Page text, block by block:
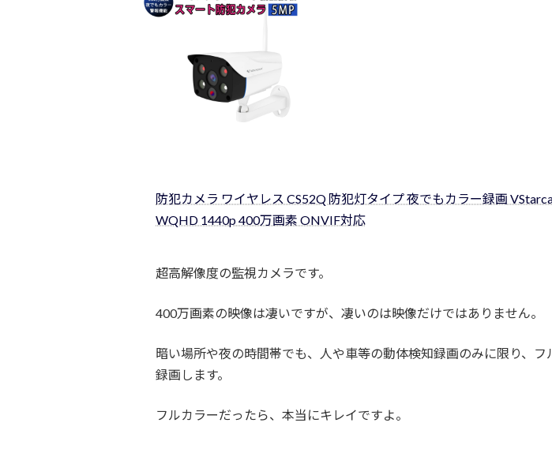
防犯カメラ ワイヤレス CS52Q 防犯灯タイプ 夜でもカラー録画
WQHD 1440p 400万画素 ONVIF対応
超高解像度の監視カメラです。
400万画素の映像は凄いですが、凄いのは映像だけではありません。
暗い場所や夜の時間帯でも、人や車等の動体検知録画のみに限り、フ
録画します。
フルカラーだったら、本当にキレイですよ。